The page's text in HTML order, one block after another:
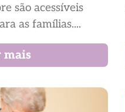
são acessíveis
as famílias....
mais